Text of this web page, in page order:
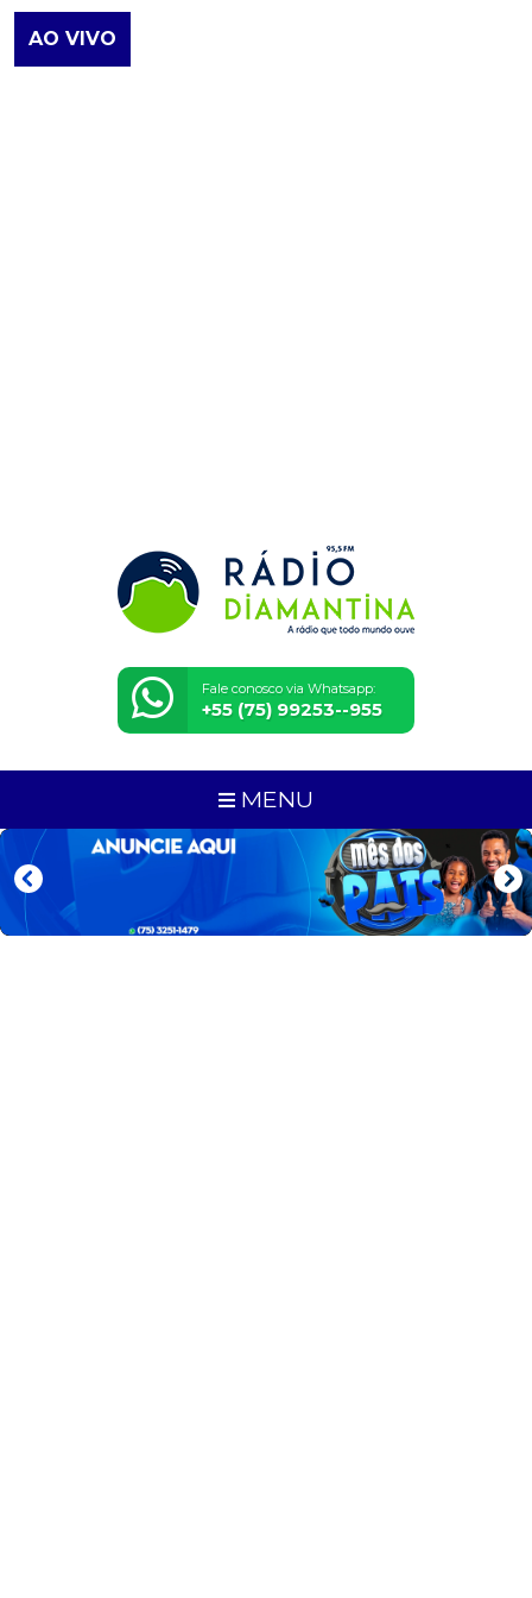
AO VIVO
Fale conosco via Whatsapp:
+55 (75) 99253--955
MENU